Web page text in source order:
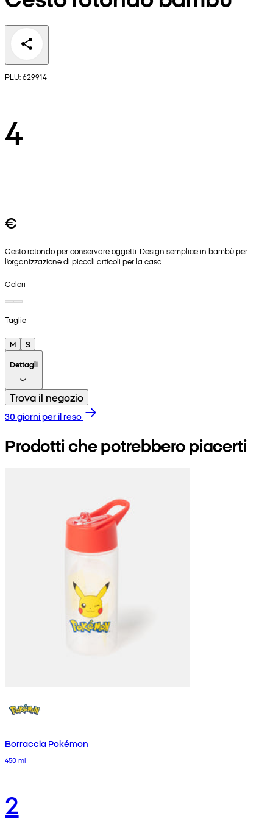
PLU: 629914
4
€
Cesto rotondo per conservare oggetti. Design semplice in bambù per
l'organizzazione di piccoli articoli per la casa.
Colori
Taglie
M
S
Dettagli
Trova il negozio
30 giorni per il reso
Prodotti che potrebbero piacerti
Borraccia Pokémon
450 ml
2